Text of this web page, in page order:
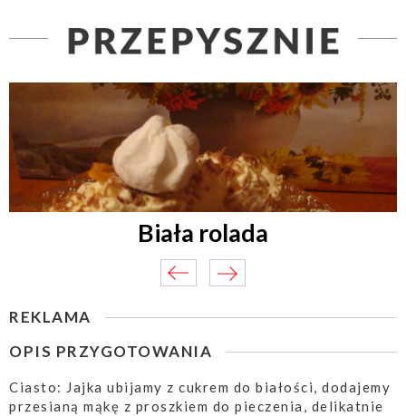
Biała rolada
REKLAMA
OPIS PRZYGOTOWANIA
Ciasto: Jajka ubijamy z cukrem do białości, dodajemy
przesianą mąkę z proszkiem do pieczenia, delikatnie